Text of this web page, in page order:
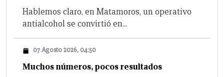
Hablemos claro, en Matamoros, un operativo
antialcohol se convirtió en...
07 Agosto 2026, 04:50
Muchos números, pocos resultados